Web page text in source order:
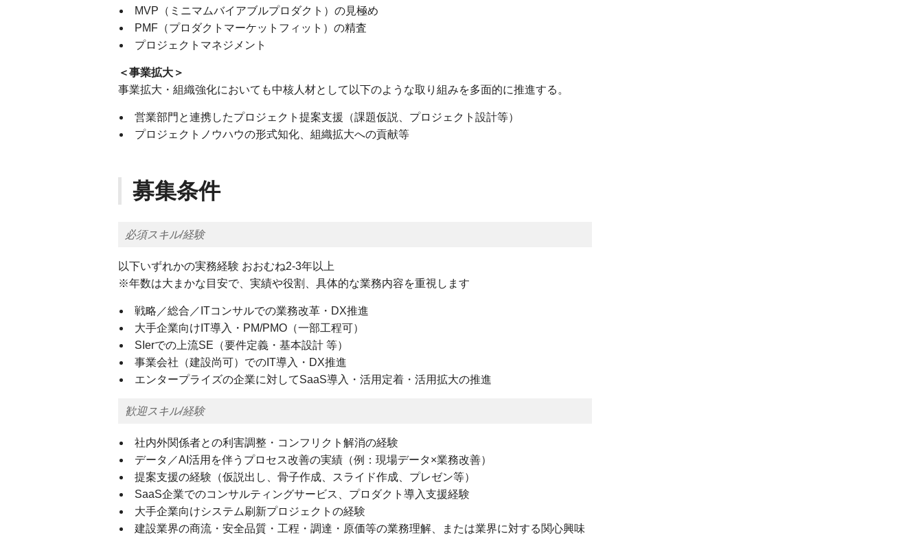
MVP（ミニマムバイアブルプロダクト）の見極め
PMF（プロダクトマーケットフィット）の精査
プロジェクトマネジメント
＜事業拡大＞
事業拡大・組織強化においても中核人材として以下のような取り組みを多面的に推進する。
営業部門と連携したプロジェクト提案支援（課題仮説、プロジェクト設計等）
プロジェクトノウハウの形式知化、組織拡大への貢献等
募集条件
必須スキル/経験
以下いずれかの実務経験 おおむね2-3年以上
※年数は大まかな目安で、実績や役割、具体的な業務内容を重視します
戦略／総合／ITコンサルでの業務改革・DX推進
大手企業向けIT導入・PM/PMO（一部工程可）
SIerでの上流SE（要件定義・基本設計 等）
事業会社（建設尚可）でのIT導入・DX推進
エンタープライズの企業に対してSaaS導入・活用定着・活用拡大の推進
歓迎スキル/経験
社内外関係者との利害調整・コンフリクト解消の経験
データ／AI活用を伴うプロセス改善の実績（例：現場データ×業務改善）
提案支援の経験（仮説出し、骨子作成、スライド作成、プレゼン等）
SaaS企業でのコンサルティングサービス、プロダクト導入支援経験
大手企業向けシステム刷新プロジェクトの経験
建設業界の商流・安全品質・工程・調達・原価等の業務理解、または業界に対する関心興味